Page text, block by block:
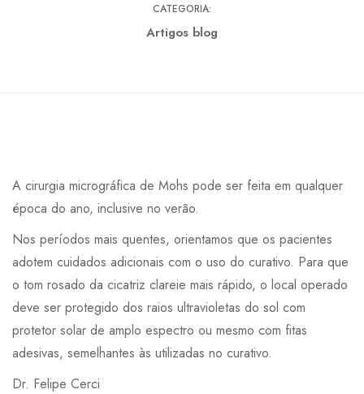
CATEGORIA:
Artigos blog
A cirurgia micrográfica de Mohs pode ser feita em qualquer
época do ano, inclusive no verão.
Nos períodos mais quentes, orientamos que os pacientes
adotem cuidados adicionais com o uso do curativo. Para que
o tom rosado da cicatriz clareie mais rápido, o local operado
deve ser protegido dos raios ultravioletas do sol com
protetor solar de amplo espectro ou mesmo com fitas
adesivas, semelhantes às utilizadas no curativo.
Dr. Felipe Cerci